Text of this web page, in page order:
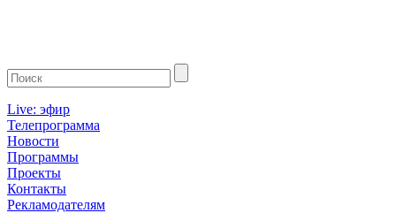
Live: эфир
Телепрограмма
Новости
Программы
Проекты
Контакты
Рекламодателям